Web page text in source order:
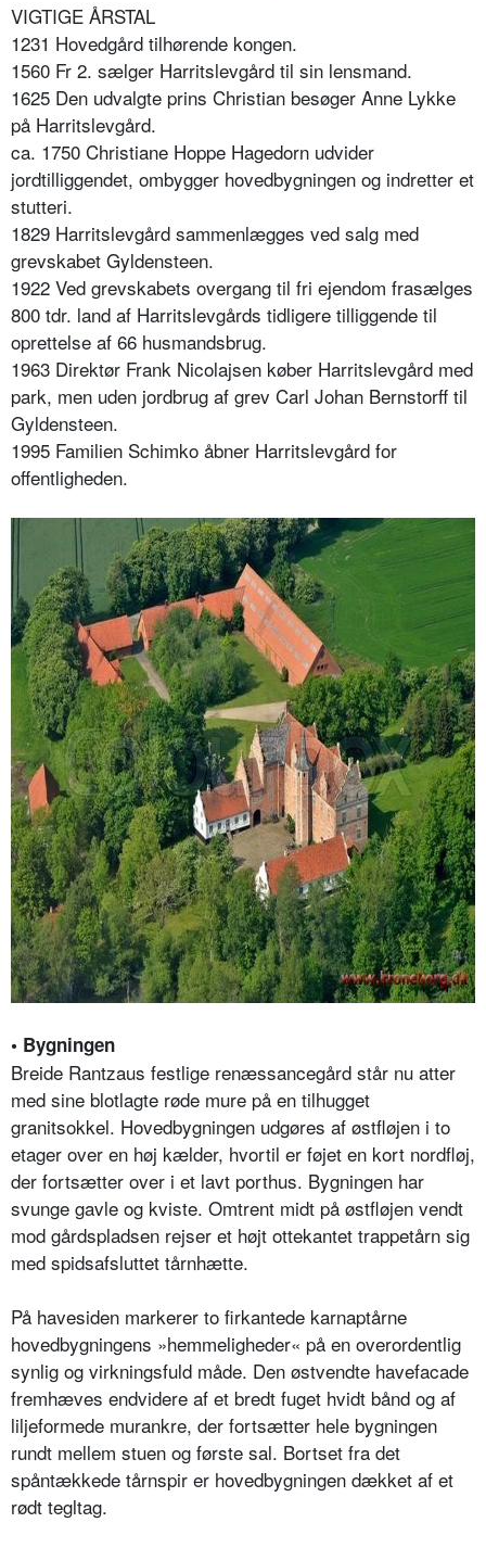
VIGTIGE ÅRSTAL
1231 Hovedgård tilhørende kongen.
1560 Fr 2. sælger Harritslevgård til sin lensmand.
1625 Den udvalgte prins Christian besøger Anne Lykke
på Harritslevgård.
ca. 1750 Christiane Hoppe Hagedorn udvider
jordtilliggendet, ombygger hovedbygningen og indretter et
stutteri.
1829 Harritslevgård sammenlægges ved salg med
grevskabet Gyldensteen.
1922 Ved grevskabets overgang til fri ejendom frasælges
800 tdr. land af Harritslevgårds tidligere tilliggende til
oprettelse af 66 husmandsbrug.
1963 Direktør Frank Nicolajsen køber Harritslevgård med
park, men uden jordbrug af grev Carl Johan Bernstorff til
Gyldensteen.
1995 Familien Schimko åbner Harritslevgård for
offentligheden.
• Bygningen
Breide Rantzaus festlige renæssancegård står nu atter
med sine blotlagte røde mure på en tilhugget
granitsokkel. Hovedbygningen udgøres af østfløjen i to
etager over en høj kælder, hvortil er føjet en kort nordfløj,
der fortsætter over i et lavt porthus. Bygningen har
svunge gavle og kviste. Omtrent midt på østfløjen vendt
mod gårdspladsen rejser et højt ottekantet trappetårn sig
med spidsafsluttet tårnhætte.
På havesiden markerer to firkantede karnaptårne
hovedbygningens »hemmeligheder« på en overordentlig
synlig og virkningsfuld måde. Den østvendte havefacade
fremhæves endvidere af et bredt fuget hvidt bånd og af
liljeformede murankre, der fortsætter hele bygningen
rundt mellem stuen og første sal. Bortset fra det
spåntækkede tårnspir er hovedbygningen dækket af et
rødt tegltag.